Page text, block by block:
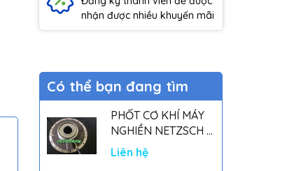
nhận được nhiều khuyến mãi
Có thể bạn đang tìm
PHỐT CƠ KHÍ MÁY
NGHIỀN NETZSCH -
GERMANY
Liên hệ